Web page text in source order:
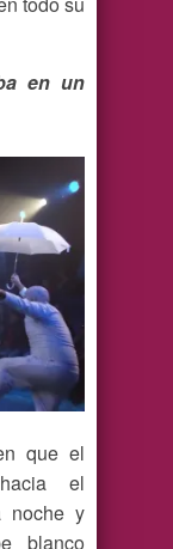
en un
que el
el
noche y
blanco